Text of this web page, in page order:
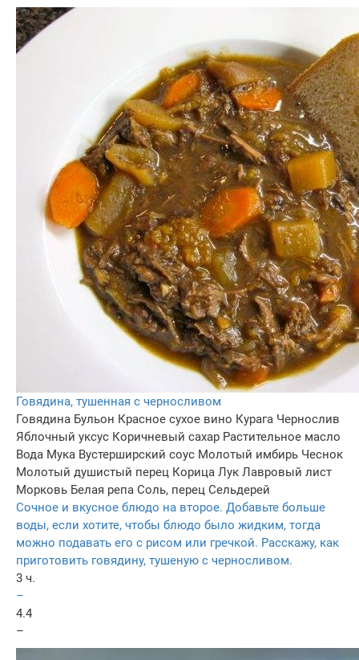
Говядина, тушенная с черносливом
Говядина Бульон Красное сухое вино Курага Чернослив
Яблочный уксус Коричневый сахар Растительное масло
Вода Мука Вустерширский соус Молотый имбирь Чеснок
Молотый душистый перец Корица Лук Лавровый лист
Морковь Белая репа Соль, перец Сельдерей
Сочное и вкусное блюдо на второе. Добавьте больше
воды, если хотите, чтобы блюдо было жидким, тогда
можно подавать его с рисом или гречкой. Расскажу, как
приготовить говядину, тушеную с черносливом.
3 ч.
–
4.4
–